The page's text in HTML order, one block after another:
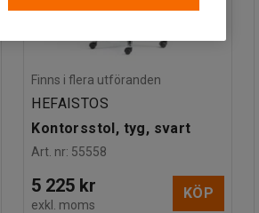
Finns i flera utföranden
HEFAISTOS
Kontorsstol, tyg, svart
Art. nr: 55558
5 225 kr
exkl. moms
KÖP